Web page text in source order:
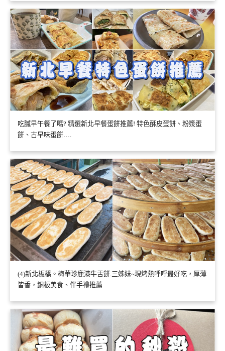
吃膩早午餐了嗎? 精選新北早餐蛋餅推薦! 特色酥皮蛋餅、粉漿蛋
餅、古早味蛋餅….
(4)新北板橋。梅華珍鹿港牛舌餅.三姊妹~現烤熱呼呼最好吃，厚薄
皆香，銅板美食、伴手禮推薦